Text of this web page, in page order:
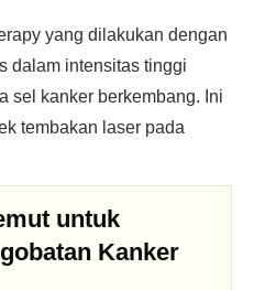
yang dilakukan dengan
dalam intensitas tinggi
sel kanker berkembang. Ini
tembakan laser pada
untuk
Kanker